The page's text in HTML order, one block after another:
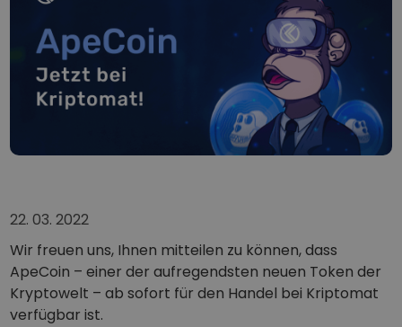
...wäre es heute wert
Die intelligente Art, um in Kryptowährungen zu investieren
Kriptomat Wallet
Eine sicheres und einfaches Krypto-Wallet
Tresor
Sparen Sie Krypto für Ihre Zukunft
Wiederkehrender Kauf
Regelmäßig geplante Investitionen (DCA)
22. 03. 2022
Wir freuen uns, Ihnen mitteilen zu können, dass
ApeCoin – einer der aufregendsten neuen Token der
Kryptowelt – ab sofort für den Handel bei Kriptomat
verfügbar ist.